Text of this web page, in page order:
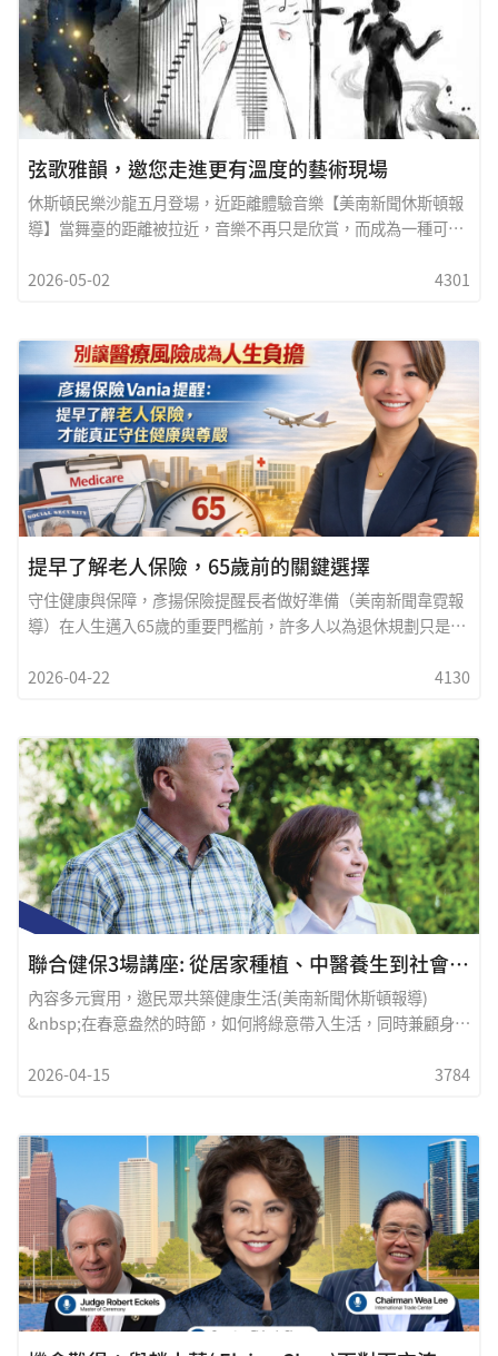
弦歌雅韻，邀您走進更有溫度的藝術現場
休斯頓民樂沙龍五月登場，近距離體驗音樂【美南新聞休斯頓報
導】當舞臺的距離被拉近，音樂不再只是欣賞，而成為一種可以
十四屆新年民族音樂會」之後，休斯頓中華民樂團再度啟動文化
識中國傳統音樂之美。與傳統大型音樂會不同，民樂沙龍更強調
「近距離」與「互動感」。去年中秋舉辦的沙龍活動，因打破舞
臺與觀眾之間的界線，讓演奏者與聽眾能夠直接交流，獲得廣泛
好評。許多觀眾表示，這樣的形式不僅更容易理解樂曲，也更能
投入其中，感受到音樂的溫度與生命力。今年五月的兩場沙龍，
節目內容同樣精心策劃，涵蓋多首華人耳熟能
2026-05-02 4301
提早了解老人保險，65歲前的關鍵選擇
守住健康與保障，彥揚保險提醒長者做好準備（美南新聞韋霓報
導）在人生邁入65歲的重要門檻前，許多人以為退休規劃只是關
&mdash;&mdash;醫療保險。事實上，在美國，老人醫療保險
幾乎每一位即將滿65歲的民眾，都會面臨一連串相似的疑問：什
麼時候應該開始申請？醫療計畫該如何選擇？退休金何時領取最
有利？如果目前身體健康，是否可以延後申請？這些問題看似簡
單，實則關係重大，一旦判斷錯誤，可能帶來長期罰款與保障缺
口。
2026-04-22 4130
聯合健保3場講座: 從居家種植、中醫養生到社會福利
內容多元實用，邀民眾共築健康生活(美南新聞休斯頓報導)
&nbsp;在春意盎然的時節，如何將綠意帶入生活，同時兼顧身心
UnitedHealthcare 於休士頓設立的亞裔資訊中心，近期推出一
意開始，打造健康生活首場講座以「小盆栽，大收穫：居家容器
種植秘訣」為主題，將於4月16日（週四）上午10點舉行。講座
將帶領民眾了解如何在有限空間中種植，不僅為生活增添綠意，
也能透過
2026-04-15 3784